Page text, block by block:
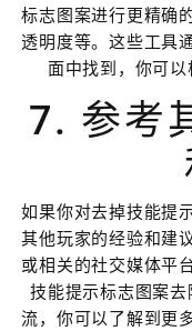
标志图案进行更精确
透明度等。这些工具
面中找到，你可以
7. 参考
如果你对去掉技能提
其他玩家的经验和建
或相关的社交媒体平
技能提示标志图案
流，你可以了解到更